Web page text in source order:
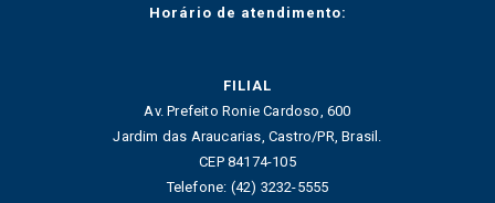
Horário de atendimento:
FILIAL
Av. Prefeito Ronie Cardoso, 600
Jardim das Araucarias, Castro/PR, Brasil.
CEP 84174-105
Telefone: (42) 3232-5555